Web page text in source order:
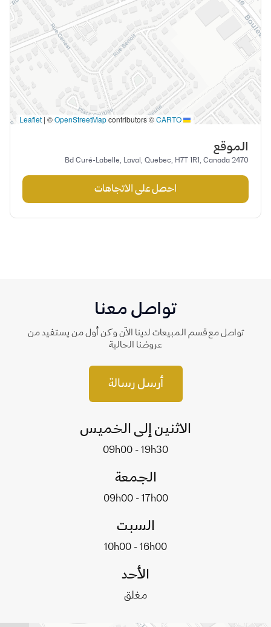
| ©OpenStreetMapcontributors ©CARTO
الموقع
2470 Bd Curé-Labelle, Laval, Quebec, H7T 1R1, Canada
احصل على الاتجاهات
تواصل معنا
تواصل مع قسم المبيعات لدينا الآن وكن أول من يستفيد من
عروضنا الحالية
أرسل رسالة
الاثنين إلى الخميس
09h00 - 19h30
الجمعة
09h00 - 17h00
السبت
10h00 - 16h00
الأحد
مغلق